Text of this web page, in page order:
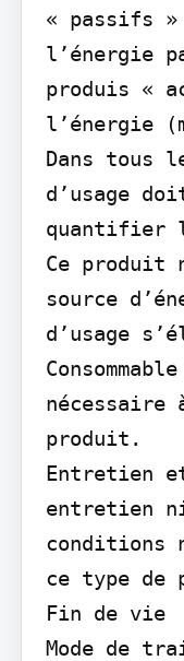
« passifs
l’énergie
produis «
l’énergie
Dans tous
d’usage
quantifier
Ce produit
source
d’usage
produit.
Entretien
entretien ni
conditions
ce type de
Fin de vie
Mode de